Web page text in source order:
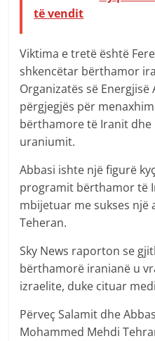
të vendit
Viktima e tretë është
shkencëtar bërthamor
Organizatës së
përgjegjës për
bërthamore të Iranit
uraniumit.
Abbasi ishte një figurë
programit bërthamor të
mbijetuar me sukses një
Teheran.
Sky News raporton se
bërthamorë iranianë u
izraelite, duke cituar
Përveç Salamit dhe
Mohammed Mehdi